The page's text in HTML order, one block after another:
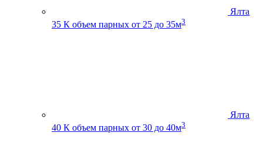
Ялта
35 К объем парных от 25 до 35м3
Ялта
40 К объем парных от 30 до 40м3